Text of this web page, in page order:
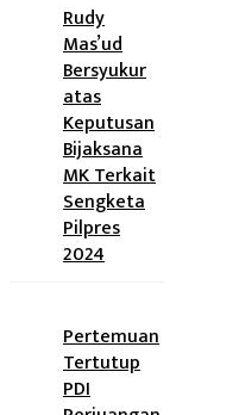
Rudy
Mas’ud
Bersyukur
atas
Keputusan
Bijaksana
MK Terkait
Sengketa
Pilpres
2024
Pertemuan
Tertutup
PDI